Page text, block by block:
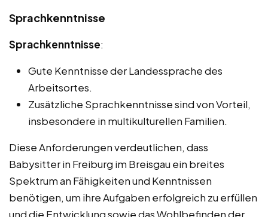
Sprachkenntnisse
Sprachkenntnisse:
Gute Kenntnisse der Landessprache des
Arbeitsortes.
Zusätzliche Sprachkenntnisse sind von Vorteil,
insbesondere in multikulturellen Familien.
Diese Anforderungen verdeutlichen, dass
Babysitter in Freiburg im Breisgau ein breites
Spektrum an Fähigkeiten und Kenntnissen
benötigen, um ihre Aufgaben erfolgreich zu erfüllen
und die Entwicklung sowie das Wohlbefinden der